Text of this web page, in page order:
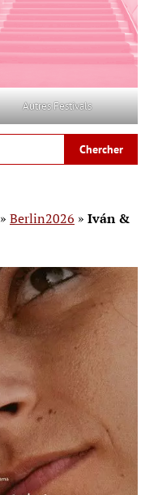
Autres Festivals
» Berlin2026 » Iván &